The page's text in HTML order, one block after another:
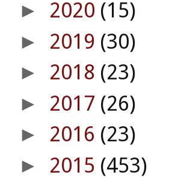
► 2020 (15)
► 2019 (30)
► 2018 (23)
► 2017 (26)
► 2016 (23)
► 2015 (453)